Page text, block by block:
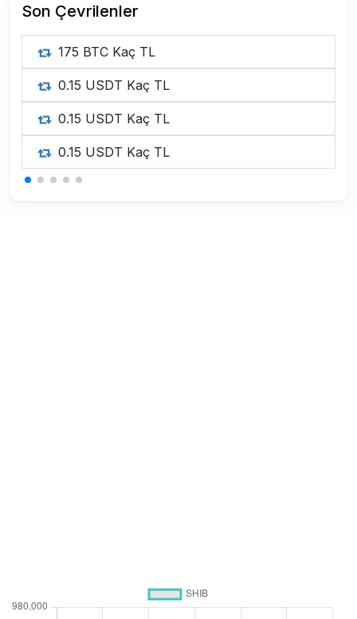
Son Çevrilenler
175 BTC Kaç TL
0.15 USDT Kaç TL
0.15 USDT Kaç TL
0.15 USDT Kaç TL